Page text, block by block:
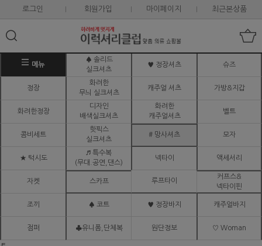
로그인 회원가입 마이페이지 최근본상품
메뉴
♠ 솔리드
실크셔츠
♥ 정장셔츠 슈즈
정장
화려한
무늬 실크셔츠
캐주얼 셔츠 가방&지갑
화려한정장
디자인
배색실크셔츠
화려한
캐주얼셔츠
벨트
콤비세트
핫픽스
실크셔츠
# 망사셔츠 모자
★ 턱시도
♬ 특수복
(무대.공연,댄스)
넥타이 액세서리
자켓 스카프 루프타이
커프스&
넥타이핀
조끼 ♠ 코트 ♥ 정장바지 캐주얼바지
점퍼 ♣유니폼,단체복 원단정보 ♡ Woman